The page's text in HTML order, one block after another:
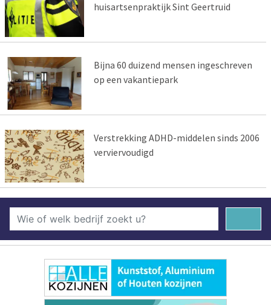
huisartsenpraktijk Sint Geertruid
Bijna 60 duizend mensen ingeschreven
op een vakantiepark
Verstrekking ADHD-middelen sinds 2006
verviervoudigd